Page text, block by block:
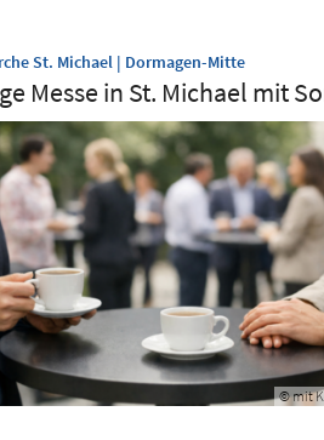
St. Michael | Dormagen-Mitte:
Messe in St. Michael mit
© mit